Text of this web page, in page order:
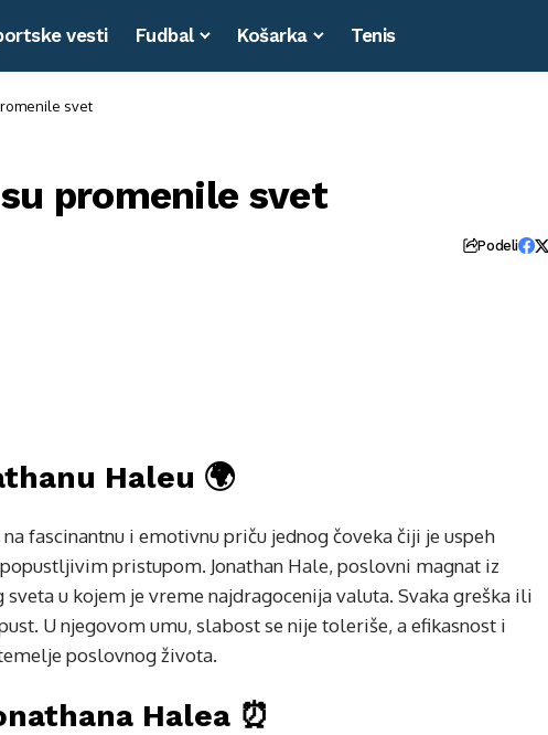
vesti Fudbal Košarka Tenis
svet
promenile svet
Podeli
Haleu 🌍
fascinantnu i emotivnu priču jednog čoveka čiji je uspeh
pristupom. Jonathan Hale, poslovni magnat iz
u kojem je vreme najdragocenija valuta. Svaka greška ili
U njegovom umu, slabost se nije toleriše, a efikasnost i
poslovnog života.
Halea ⏰